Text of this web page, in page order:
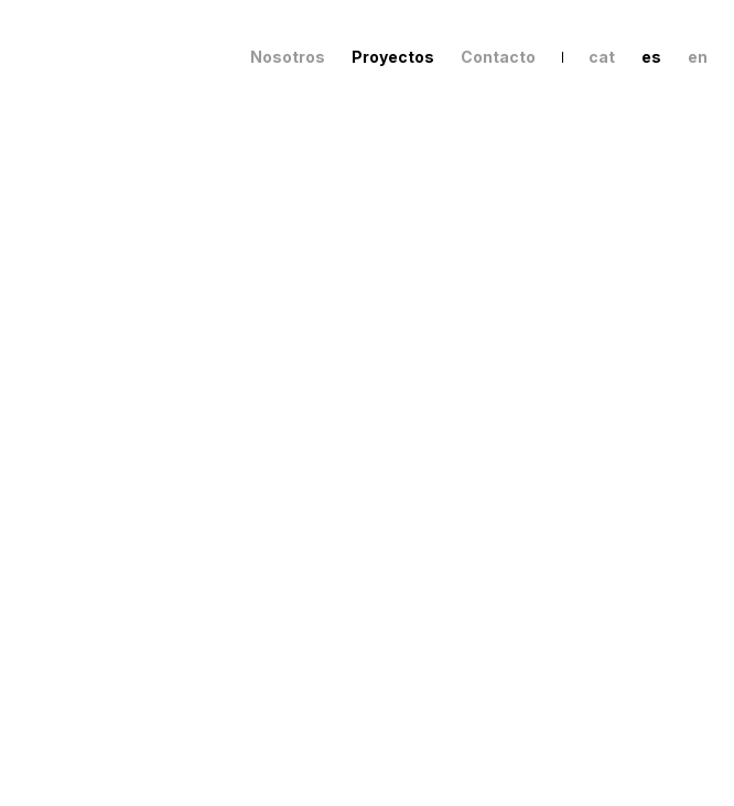
Nosotros Proyectos Contacto cat es en